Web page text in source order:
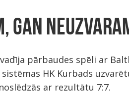
GAN
pārbaudes spēli ar
HK Kurbads
ar rezultātu 7:7.